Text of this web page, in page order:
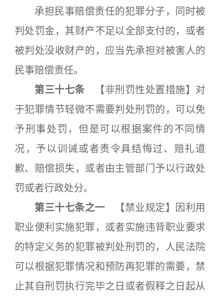
承担民事赔偿责任的犯罪分子，同时被
判处罚金，其财产不足以全部支付的，或者
被判处没收财产的，应当先承担对被害人的
民事赔偿责任。
第三十七条 【非刑罚性处置措施】对
于犯罪情节轻微不需要判处刑罚的，可以免
予刑事处罚，但是可以根据案件的不同情
况，予以训诫或者责令具结悔过、赔礼道
歉、赔偿损失，或者由主管部门予以行政处
罚或者行政处分。
第三十七条之一 【禁业规定】因利用
职业便利实施犯罪，或者实施违背职业要求
的特定义务的犯罪被判处刑罚的，人民法院
可以根据犯罪情况和预防再犯罪的需要，禁
止其自刑罚执行完毕之日或者假释之日起从